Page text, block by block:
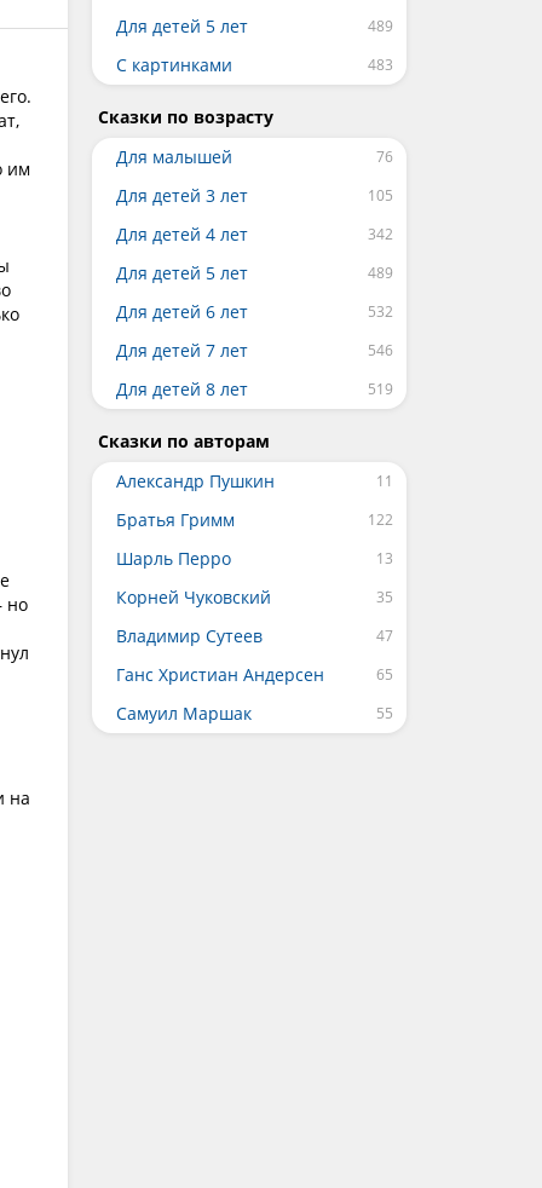
им
но
на
Для детей 5 лет
С картинками
Сказки по возрасту
Для малышей
Для детей 3 лет
Для детей 4 лет
Для детей 5 лет
Для детей 6 лет
Для детей 7 лет
Для детей 8 лет
Сказки по авторам
Александр Пушкин
Братья Гримм
Шарль Перро
Корней Чуковский
Владимир Сутеев
Ганс Христиан Андерсен
Самуил Маршак